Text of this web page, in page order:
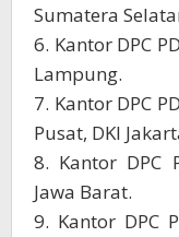
Sumatera
6. Kantor DPC
Lampung.
7. Kantor DPC
Pusat, DKI
8. Kantor DPC
Jawa Barat.
9. Kantor DPC